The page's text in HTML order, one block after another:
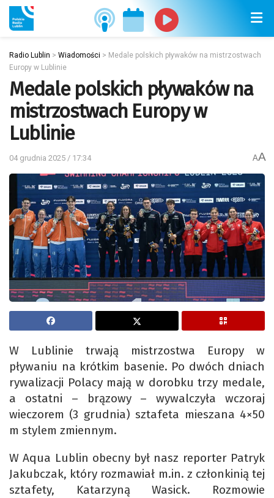
Radio Lublin > Wiadomości > Medale polskich pływaków na mistrzostwach
Europy w Lublinie
Medale polskich pływaków na
mistrzostwach Europy w
Lublinie
04 grudnia 2025 / 17:34 AA
W Lublinie trwają mistrzostwa Europy w
pływaniu na krótkim basenie. Po dwóch dniach
rywalizacji Polacy mają w dorobku trzy medale,
a ostatni – brązowy – wywalczyła wczoraj
wieczorem (3 grudnia) sztafeta mieszana 4×50
m stylem zmiennym.
W Aqua Lublin obecny był nasz reporter Patryk
Jakubczak, który rozmawiał m.in. z członkinią tej
sztafety, Katarzyną Wasick. Rozmowie